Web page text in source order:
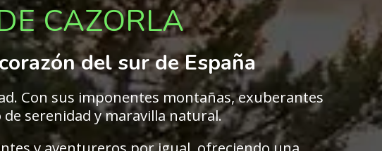
CAZORLA
del sur de España
Con sus imponentes montañas, exuberantes
serenidad y maravilla natural.